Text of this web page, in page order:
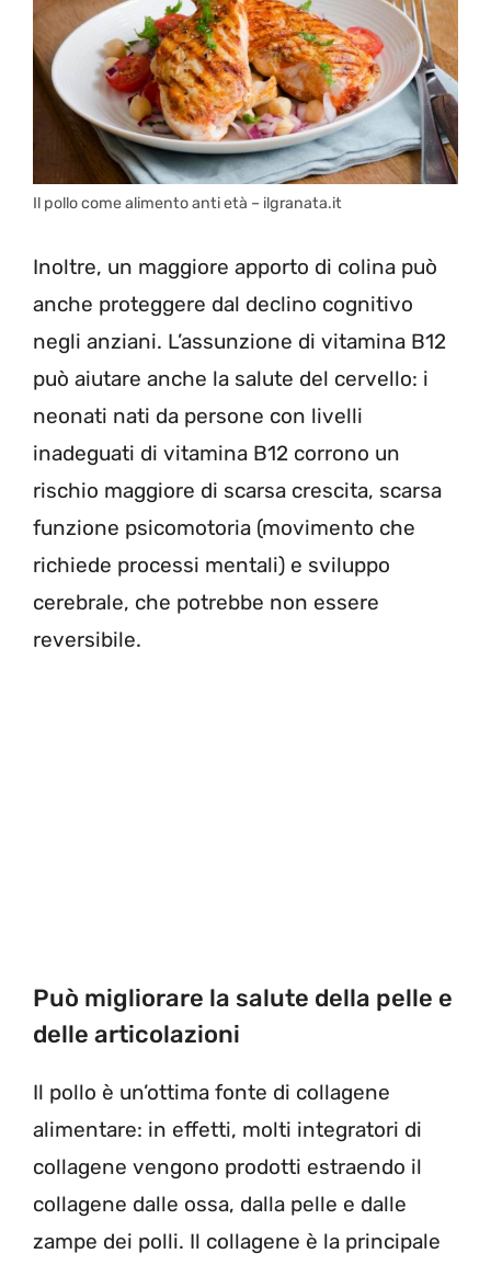
Il pollo come alimento anti età – ilgranata.it
Inoltre, un maggiore apporto di colina può
anche proteggere dal declino cognitivo
negli anziani. L’assunzione di vitamina B12
può aiutare anche la salute del cervello: i
neonati nati da persone con livelli
inadeguati di vitamina B12 corrono un
rischio maggiore di scarsa crescita, scarsa
funzione psicomotoria (movimento che
richiede processi mentali) e sviluppo
cerebrale, che potrebbe non essere
reversibile.
Può migliorare la salute della pelle e
delle articolazioni
Il pollo è un’ottima fonte di collagene
alimentare: in effetti, molti integratori di
collagene vengono prodotti estraendo il
collagene dalle ossa, dalla pelle e dalle
zampe dei polli. Il collagene è la principale